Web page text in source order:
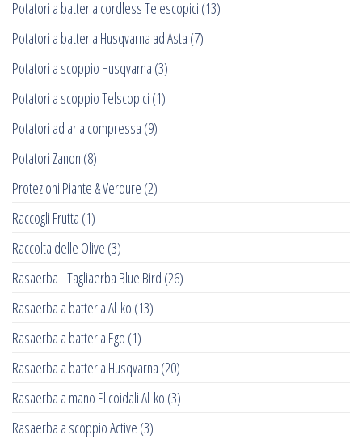
Potatori a batteria cordless Telescopici (13)
Potatori a batteria Husqvarna ad Asta (7)
Potatori a scoppio Husqvarna (3)
Potatori a scoppio Telscopici (1)
Potatori ad aria compressa (9)
Potatori Zanon (8)
Protezioni Piante & Verdure (2)
Raccogli Frutta (1)
Raccolta delle Olive (3)
Rasaerba - Tagliaerba Blue Bird (26)
Rasaerba a batteria Al-ko (13)
Rasaerba a batteria Ego (1)
Rasaerba a batteria Husqvarna (20)
Rasaerba a mano Elicoidali Al-ko (3)
Rasaerba a scoppio Active (3)